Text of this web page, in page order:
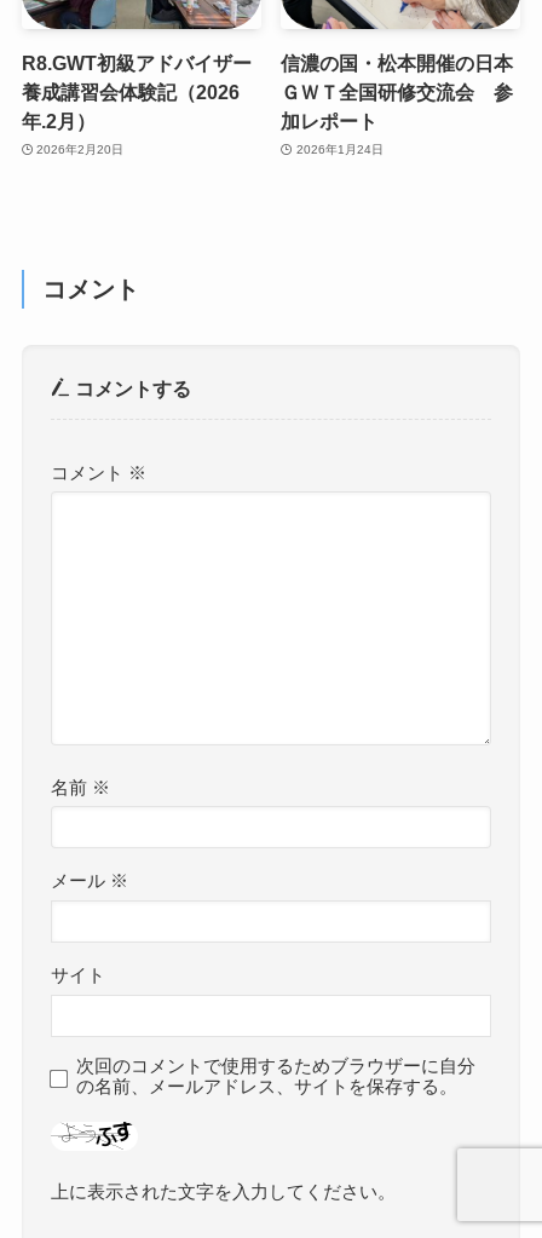
R8.GWT初級アドバイザー
養成講習会体験記（2026
年.2月）
2026年2月20日
信濃の国・松本開催の日本
ＧＷＴ全国研修交流会 参
加レポート
2026年1月24日
コメント
コメントする
コメント ※
名前 ※
メール ※
サイト
次回のコメントで使用するためブラウザーに自分
の名前、メールアドレス、サイトを保存する。
上に表示された文字を入力してください。